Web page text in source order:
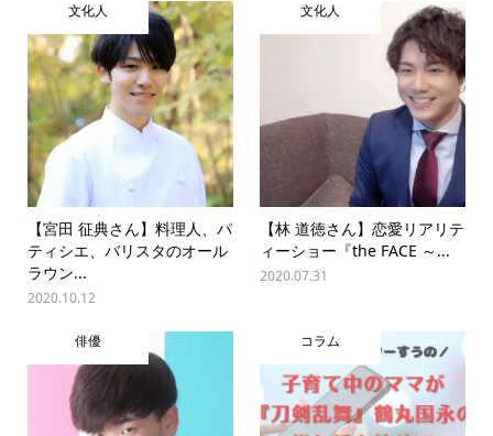
文化人
【宮田 征典さん】料理人、パ
ティシエ、バリスタのオール
ラウン...
2020.10.12
文化人
【林 道徳さん】恋愛リアリテ
ィーショー『the FACE ～...
2020.07.31
俳優 コラム